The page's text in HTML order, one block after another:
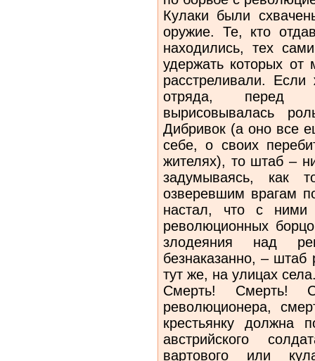
Кулаки были
оружие. Те, кто
находились, тех
удержать которых от
расстреливали.
отряда, перед
вырисовывалась
Дибривок (а оно все
себе, о своих
жителях), то штаб –
задумываясь, как
озверевшим врагам
настал, что с ними
революционных
злодеяния над
безнаказанно, – штаб
тут же, на улицах
Смерть! Смерть!
революционера,
крестьянку должна
австрийского
вартового или